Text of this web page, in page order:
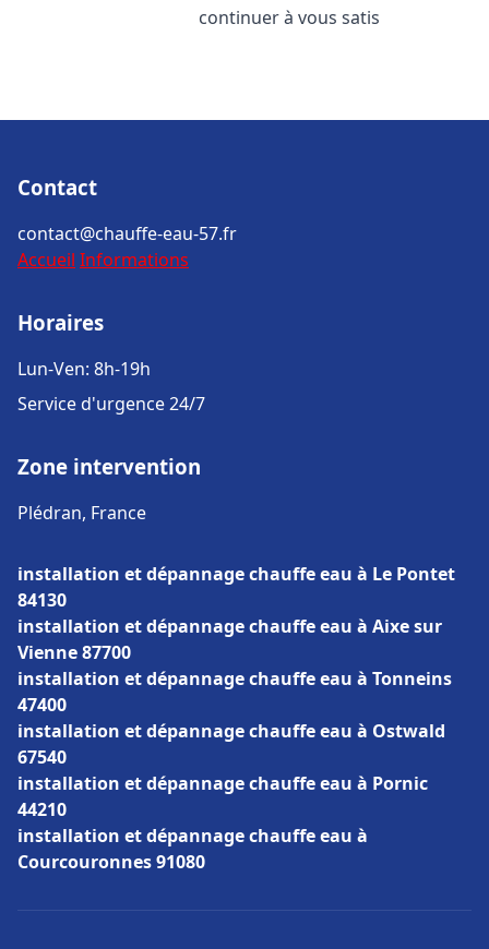
continuer à vous satis
Contact
contact@chauffe-eau-57.fr
Accueil Informations
Horaires
Lun-Ven: 8h-19h
Service d'urgence 24/7
Zone intervention
Plédran, France
installation et dépannage chauffe eau à Le Pontet
84130
installation et dépannage chauffe eau à Aixe sur
Vienne 87700
installation et dépannage chauffe eau à Tonneins
47400
installation et dépannage chauffe eau à Ostwald
67540
installation et dépannage chauffe eau à Pornic
44210
installation et dépannage chauffe eau à
Courcouronnes 91080